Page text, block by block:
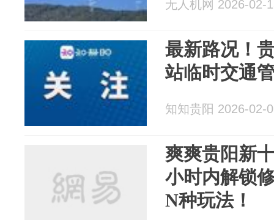
无人机网 2026-02-
最新路况！
站临时交通
知知贵阳 2026-02-
爽爽贵阳新
小时内解锁
N种玩法！